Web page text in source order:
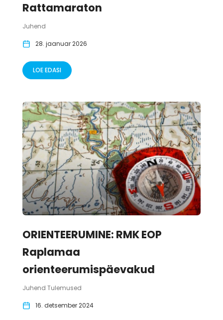
Rattamaraton
Juhend
28. jaanuar 2026
LOE EDASI
ORIENTEERUMINE: RMK EOP
Raplamaa
orienteerumispäevakud
Juhend Tulemused
16. detsember 2024